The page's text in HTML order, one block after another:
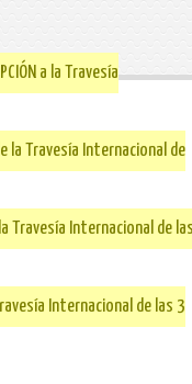
a la Travesía
la Travesía Internacional de
la Travesía Internacional de
Internacional de las 3